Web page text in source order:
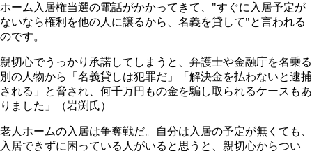
ホーム入居権当選の電話がかかってきて、"すぐに入居予定が
ないなら権利を他の人に譲るから、名義を貸して"と言われる
のです。
親切心でうっかり承諾してしまうと、弁護士や金融庁を名乗る
別の人物から「名義貸しは犯罪だ」「解決金を払わないと逮捕
される」と脅され、何千万円もの金を騙し取られるケースもあ
りました」（岩渕氏）
老人ホームの入居は争奪戦だ。自分は入居の予定が無くても、
入居できずに困っている人がいると思うと、親切心からつい